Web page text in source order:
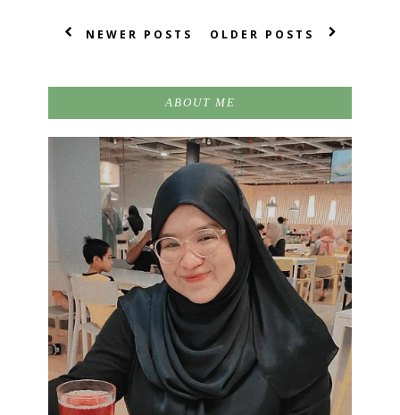
NEWER POSTS OLDER POSTS
ABOUT ME